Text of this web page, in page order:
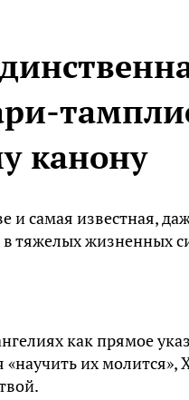
канону
и самая известная,
в тяжелых жизненных
как прямое
их молится»,